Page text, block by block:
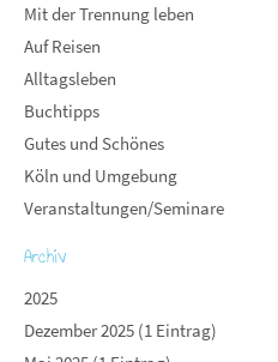
Mit der Trennung leben
Auf Reisen
Alltagsleben
Buchtipps
Gutes und Schönes
Köln und Umgebung
Veranstaltungen/Seminare
Archiv
2025
Dezember 2025 (1 Eintrag)